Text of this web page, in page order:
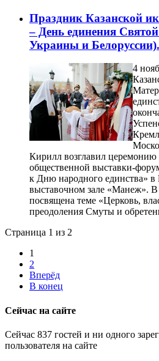
Праздник Казанской
– День единения
Украины и Белоруссии).
4
Кирилл возглавил
общественной выставки-
к Дню народного единства» в
выставочном зале «Манеж». В
посвящена теме «Церковь,
преодоления Смуты и
Страница 1 из 2
1
2
Вперёд
В конец
Сейчас на сайте
Сейчас 837 гостей и ни одного
пользователя на сайте